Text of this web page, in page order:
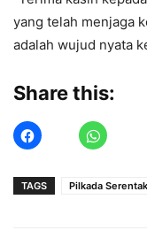
yang telah menjaga
adalah wujud nyata
Share this:
TAGS Pilkada